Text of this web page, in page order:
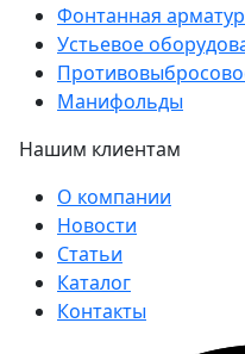
Фонтанная
Устьевое
Манифольды
Нашим клиентам
О компании
Новости
Статьи
Каталог
Контакты